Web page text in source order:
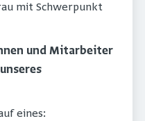
mit Schwerpunkt
und Mitarbeiter
eines: